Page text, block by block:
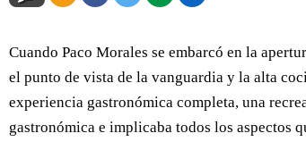
Cuando Paco Morales se embarcó en la
el punto de vista de la vanguardia y la alta
experiencia gastronómica completa, una
gastronómica e implicaba todos los aspectos